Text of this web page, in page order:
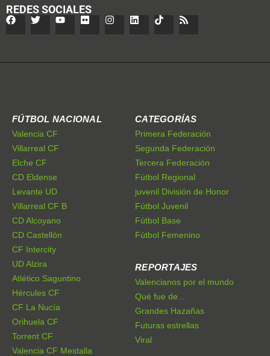
REDES SOCIALES
FÚTBOL NACIONAL
Valencia CF
Villarreal CF
Elche CF
CD Eldense
Levante UD
Villarreal CF B
CD Alcoyano
CD Castellón
CF Intercity
UD Alzira
Atlético Saguntino
Hércules CF
CF La Nucía
Orihuela CF
Torrent CF
Valencia CF Mestalla
CATEGORÍAS
Primera Federación
Segunda Federación
Tercera Federación
Fútbol Regional
juvenil División de Honor
Fútbol Juvenil
Fútbol Base
Fútbol Femenino
REPORTAJES
Valencianos por el mundo
Qué fue de...
Grandes Hazañas
Futuras estrellas
Viral